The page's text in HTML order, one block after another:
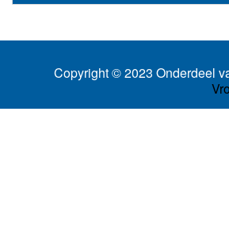
Copyright © 2023 Onderdeel